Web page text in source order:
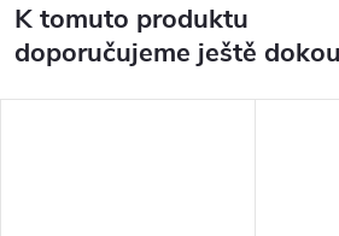
K tomuto produktu
doporučujeme ještě